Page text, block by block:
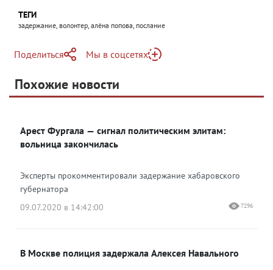
ТЕГИ
задержание, волонтер, алёна попова, послание
Поделиться
Telegram
Одноклассники
Мы в соцсетях
Яндекс Дзен
Похожие новости
Арест Фургала — сигнал политическим элитам:
вольница закончилась
Эксперты прокомментировали задержание хабаровского
губернатора
09.07.2020 в 14:42:00
7296
В Москве полиция задержала Алексея Навального